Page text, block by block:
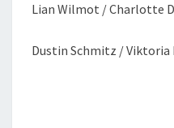
Lian Wilmot / Charlotte
Dustin Schmitz /